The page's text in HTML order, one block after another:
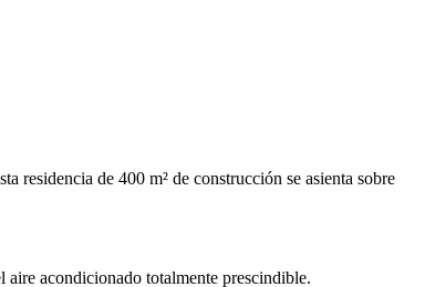
residencia de 400 m² de construcción se asienta sobre
acondicionado totalmente prescindible.